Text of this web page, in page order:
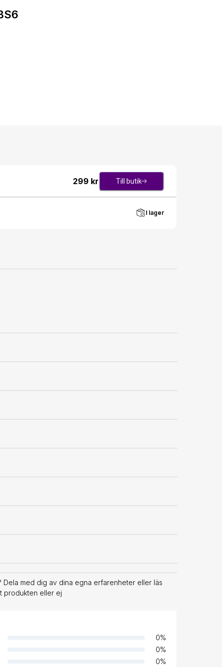
299 kr Till butik
I lager
Dela med dig av dina egna erfarenheter eller läs
produkten eller ej
0%
0%
0%